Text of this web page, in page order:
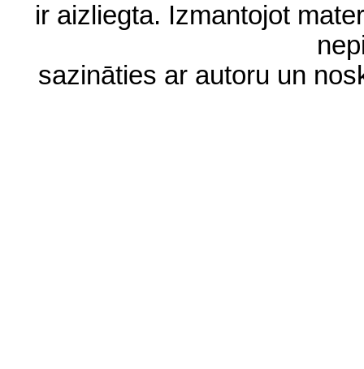
ir aizliegta. Izmantojot
sazināties ar autoru un